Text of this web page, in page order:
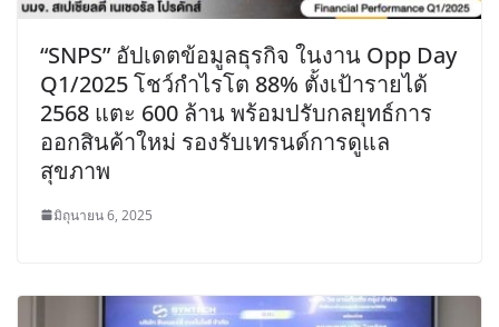
“SNPS” อัปเดตข้อมูลธุรกิจ ในงาน Opp Day
Q1/2025 โชว์กำไรโต 88% ตั้งเป้ารายได้
2568 แตะ 600 ล้าน พร้อมปรับกลยุทธ์การ
ออกสินค้าใหม่ รองรับเทรนด์การดูแล
สุขภาพ
มิถุนายน 6, 2025